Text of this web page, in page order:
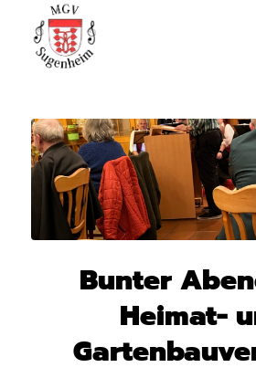
Bunter
Heimat-